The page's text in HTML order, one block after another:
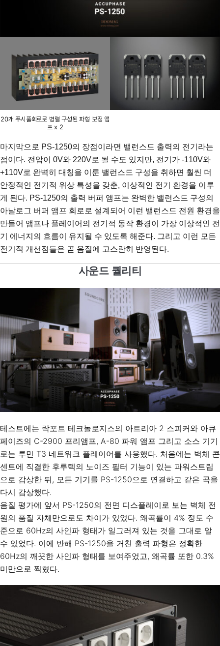
20개 푸시풀회로로 병렬 구성된 파형 보정 앰
프 x 2
마지막으로 PS-1250의 장점이라면 밸런스드 출력의 전기라는
점이다. 전압이 0V와 220V로 될 수도 있지만, 전기가 -110V와
+110V로 완벽히 대칭을 이룬 밸런스드 구성을 취하면 훨씬 더
안정적인 전기적 위상 특성을 갖춘, 이상적인 전기 환경을 이루
게 된다. PS-1250의 출력 버퍼 앰프는 완벽한 밸런스드 구성의
아날로그 버퍼 앰프 회로로 설계되어 이런 밸런스드 전원 환경을
만들어 앰프나 플레이어의 전기적 동작 환경이 가장 이상적인 전
기 에너지의 흐름이 유지될 수 있도록 해준다. 그리고 이런 모든
전기적 개선점들은 곧 음질에 고스란히 반영된다.
사운드 퀄리티
테스트에는 락포트 테크놀로지스의 아트리아 2 스피커와 아큐
페이즈의 C-2900 프리앰프, A-80 파워 앰프 그리고 소스 기기
로는 루민 T3 네트워크 플레이어를 사용했다. 처음에는 벽체 콘
센트에 직결한 후루텍의 노이즈 필터 기능이 있는 파워스트립
으로 감상한 뒤, 모든 기기를 PS-1250으로 연결하고 같은 곡을
다시 감상했다.
음질 평가에 앞서 PS-1250의 전면 디스플레이로 보는 벽체 전
원의 품질 자체만으로도 차이가 있었다. 왜곡률이 4% 정도 수
준으로 60Hz의 사인파 형태가 일그러져 있는 것을 그대로 알
수 있었다. 이에 반해 PS-1250을 거친 출력 파형은 정확한
60Hz의 깨끗한 사인파 형태를 보여주었고, 왜곡률 또한 0.3%
미만으로 찍혔다.